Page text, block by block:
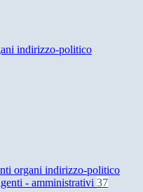
indirizzo-politico
organi indirizzo-politico
- amministrativi 37